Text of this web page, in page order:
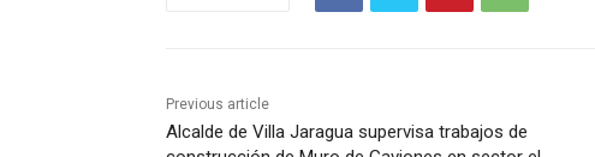
Previous article
Alcalde de Villa Jaragua supervisa trabajos de